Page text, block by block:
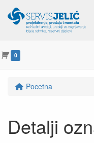
0
Pocetna
Detalji